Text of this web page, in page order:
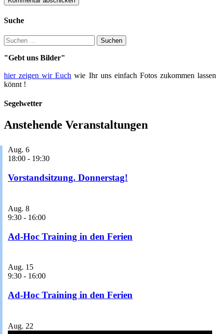
Suche
Suche
nach:
"Gebt uns Bilder"
hier zeigen wir Euch wie Ihr uns einfach Fotos zukommen lassen
könnt !
Segelwetter
Anstehende Veranstaltungen
Aug. 6
18:00 - 19:30
Vorstandsitzung. Donnerstag!
Aug. 8
9:30 - 16:00
Ad-Hoc Training in den Ferien
Aug. 15
9:30 - 16:00
Ad-Hoc Training in den Ferien
Aug. 22